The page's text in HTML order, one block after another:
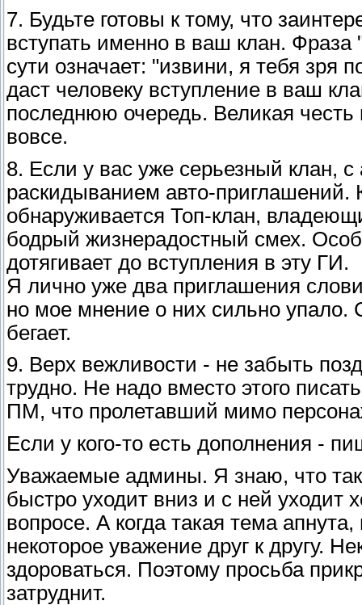
7. Будьте готовы к тому, что
вступать именно в ваш клан. Фраза
сути означает: "извини, я тебя зря
даст человеку вступление в ваш
последнюю очередь. Великая честь
вовсе.
8. Если у вас уже серьезный клан,
раскидыванием авто-приглашений.
обнаруживается Топ-клан,
бодрый жизнерадостный смех.
дотягивает до вступления в эту ГИ.
Я лично уже два приглашения
но мое мнение о них сильно упало.
бегает.
9. Верх вежливости - не забыть
трудно. Не надо вместо этого
ПМ, что пролетавший мимо
Если у кого-то есть дополнения -
Уважаемые админы. Я знаю, что
быстро уходит вниз и с ней уходит
вопросе. А когда такая тема
некоторое уважение друг к другу.
здороваться. Поэтому просьба
затруднит.